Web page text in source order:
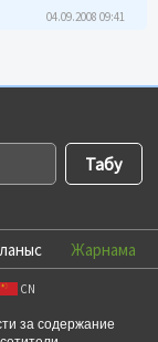
04.09.2008 09:41
Жарнама
CN
за содержание